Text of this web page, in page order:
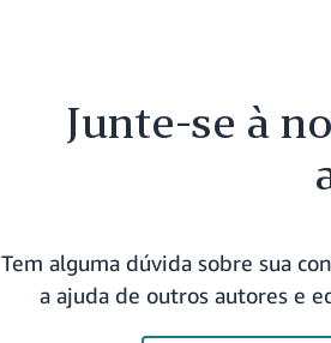
Junte-se à
Tem alguma dúvida sobre sua
a ajuda de outros autores e